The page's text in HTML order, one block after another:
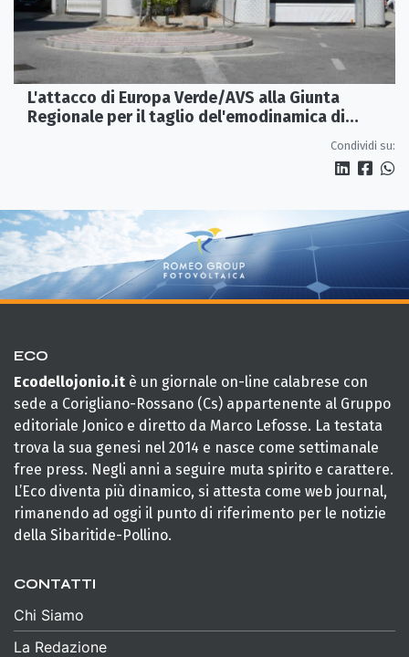
L'attacco di Europa Verde/AVS alla Giunta
Regionale per il taglio del'emodinamica di
Condividi su:
ECO
Ecodellojonio.it è un giornale on-line calabrese con
sede a Corigliano-Rossano (Cs) appartenente al Gruppo
editoriale Jonico e diretto da Marco Lefosse. La testata
trova la sua genesi nel 2014 e nasce come settimanale
free press. Negli anni a seguire muta spirito e carattere.
L’Eco diventa più dinamico, si attesta come web journal,
rimanendo ad oggi il punto di riferimento per le notizie
della Sibaritide-Pollino.
CONTATTI
Chi Siamo
La Redazione